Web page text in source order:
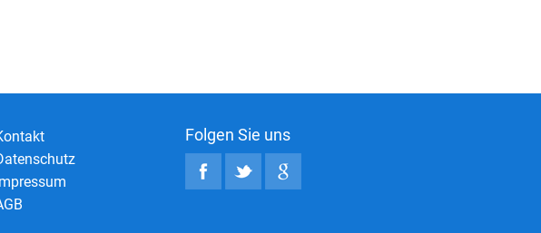
Folgen Sie uns